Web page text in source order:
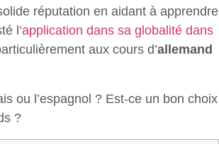
réputation en aidant à apprendre
l ’application dans sa globalité dans
aux cours d’allemand
ou l’espagnol ? Est-ce un bon choix
?